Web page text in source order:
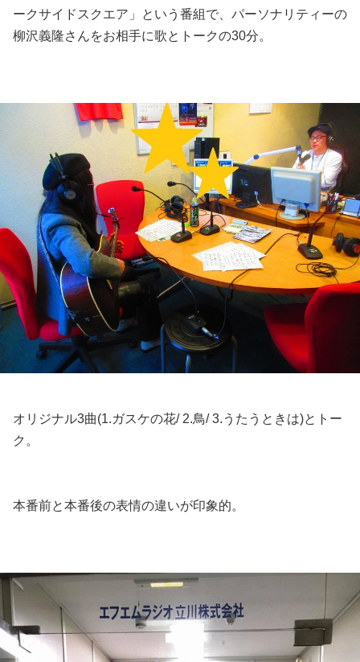
ークサイドスクエア」という番組で、パーソナリティーの
柳沢義隆さんをお相手に歌とトークの30分。
オリジナル3曲(1.ガスケの花/ 2.鳥/ 3.うたうときは)とトー
ク。
本番前と本番後の表情の違いが印象的。